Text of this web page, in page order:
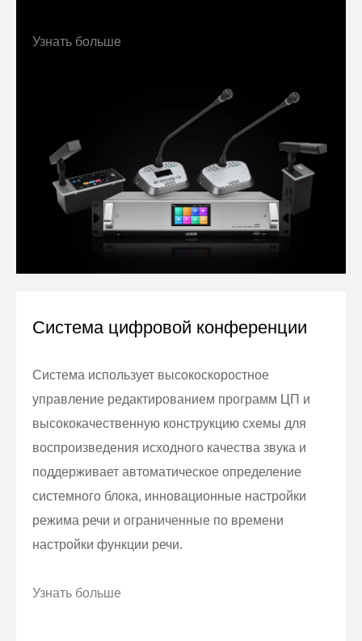
Узнать больше
Система цифровой конференции
Система использует высокоскоростное
управление редактированием программ ЦП и
высококачественную конструкцию схемы для
воспроизведения исходного качества звука и
поддерживает автоматическое определение
системного блока, инновационные настройки
режима речи и ограниченные по времени
настройки функции речи.
Узнать больше